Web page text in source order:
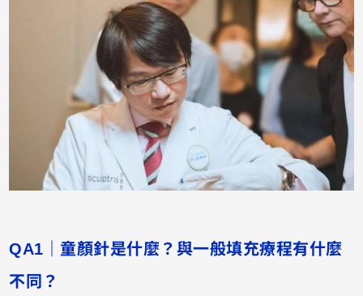
QA1｜童顏針是什麼？與一般填充療程有什麼
不同？